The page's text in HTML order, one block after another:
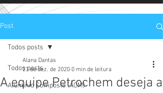
Post
Todos posts
Alumínio Composto (ACM)
Todos posts
A equipe Petrochem deseja a
Alana Dantas
23 de dez. de 2020 0 min de leitura